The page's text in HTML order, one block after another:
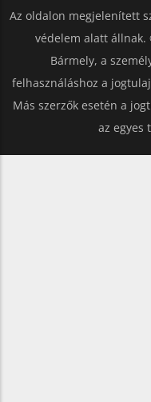
Az oldalon megjelenített
védelem alatt állnak.
Bármely, a
felhasználáshoz a
Más szerzők esetén a
az egyes